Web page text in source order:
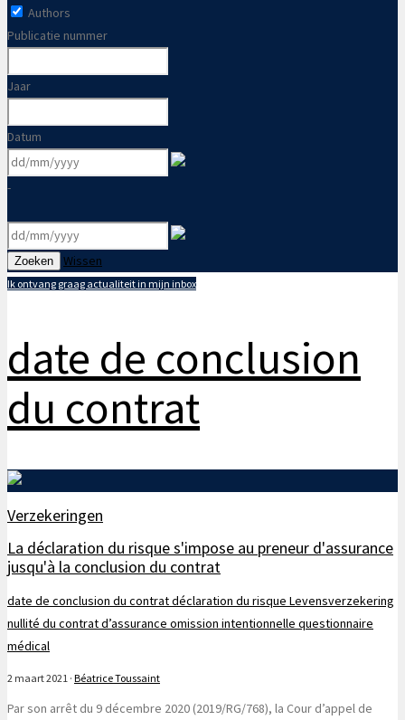
Authors
Publicatie nummer
Jaar
Datum
-
Zoeken Wissen
Ik ontvang graag actualiteit in mijn inbox
date de conclusion
du contrat
Verzekeringen
La déclaration du risque s'impose au preneur d'assurance
jusqu'à la conclusion du contrat
date de conclusion du contratdéclaration du risque Levensverzekering
nullité du contrat d’assurance omission intentionnelle questionnaire
médical
2 maart 2021 · Béatrice Toussaint
Par son arrêt du 9 décembre 2020 (2019/RG/768), la Cour d’appel de